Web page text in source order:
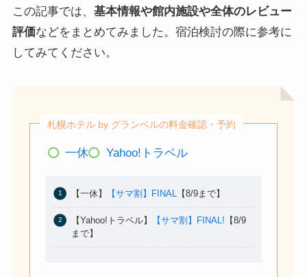
この記事では、 基本情報や館内施設や全体のレビュー
評価などをまとめてみました。宿泊検討の際に参考に
してみてください。
札幌ホテル by グランベルの料金確認・予約
一休 Yahoo!トラベル
【一休】 【サマ割】FINAL 【8/9まで】
【Yahoo!トラベル】 【サマ割】FINAL! 【8/9
まで】